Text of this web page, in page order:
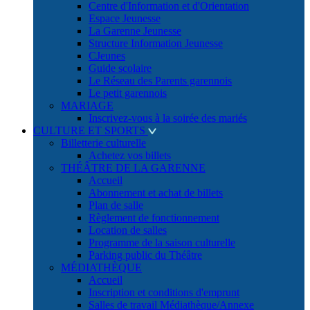
Centre d'Information et d'Orientation
Espace Jeunesse
La Garenne Jeunesse
Structure Information Jeunesse
CJeunes
Guide scolaire
Le Réseau des Parents garennois
Le petit garennois
MARIAGE
Inscrivez-vous à la soirée des mariés
CULTURE ET SPORTS
Billetterie culturelle
Achetez vos billets
THÉÂTRE DE LA GARENNE
Accueil
Abonnement et achat de billets
Plan de salle
Règlement de fonctionnement
Location de salles
Programme de la saison culturelle
Parking public du Théâtre
MÉDIATHÈQUE
Accueil
Inscription et conditions d'emprunt
Salles de travail Médiathèque/Annexe